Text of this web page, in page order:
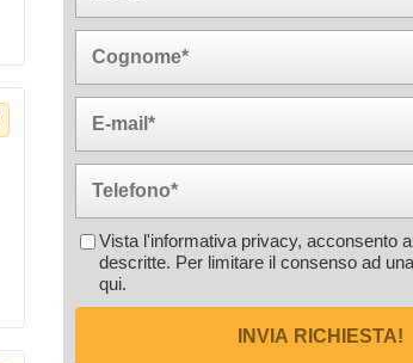
Vista l'informativa privacy, acconsento
descritte. Per limitare il consenso ad
qui.
INVIA RICHIESTA!